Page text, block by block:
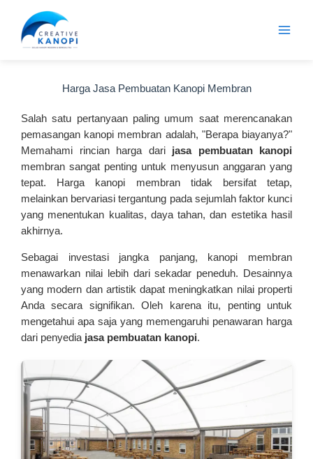
konten
Harga Jasa Pembuatan Kanopi Membran
Salah satu pertanyaan paling umum saat merencanakan
pemasangan kanopi membran adalah, "Berapa biayanya?"
Memahami rincian harga dari jasa pembuatan kanopi
membran sangat penting untuk menyusun anggaran yang
tepat. Harga kanopi membran tidak bersifat tetap,
melainkan bervariasi tergantung pada sejumlah faktor kunci
yang menentukan kualitas, daya tahan, dan estetika hasil
akhirnya.
Sebagai investasi jangka panjang, kanopi membran
menawarkan nilai lebih dari sekadar peneduh. Desainnya
yang modern dan artistik dapat meningkatkan nilai properti
Anda secara signifikan. Oleh karena itu, penting untuk
mengetahui apa saja yang memengaruhi penawaran harga
dari penyedia jasa pembuatan kanopi.